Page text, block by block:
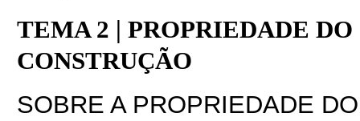
TEMA 2 | PROPRIEDADE
CONSTRUÇÃO
SOBRE A PROPRIEDADE